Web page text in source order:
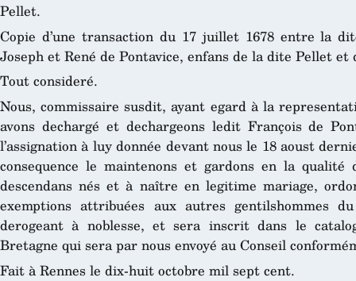
Pellet.
Copie d’une transaction du 17 juillet 1678 entre la
Joseph et René de Pontavice, enfans de la dite Pellet
Tout consideré.
Nous, commissaire susdit, ayant egard à la
avons dechargé et dechargeons ledit François de
l’assignation à luy donnée devant nous le 18 aoust
consequence le maintenons et gardons en la qualité
descendans nés et à naître en legitime mariage,
exemptions attribuées aux autres gentilshommes
derogeant à noblesse, et sera inscrit dans le
Bretagne qui sera par nous envoyé au Conseil
Fait à Rennes le dix-huit octobre mil sept cent.